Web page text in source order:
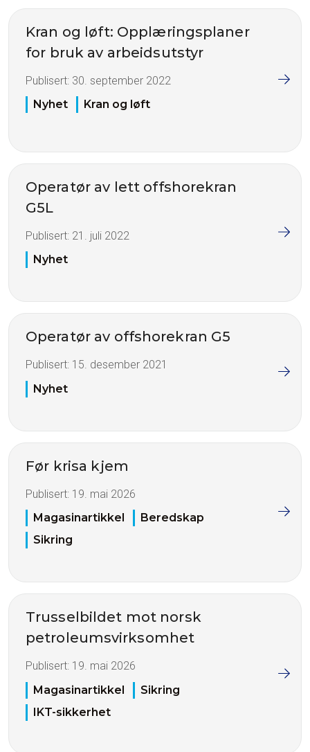
Kran og løft: Opplæringsplaner
for bruk av arbeidsutstyr
Publisert: 30. september 2022
Nyhet
Kran og løft
Operatør av lett offshorekran
G5L
Publisert: 21. juli 2022
Nyhet
Operatør av offshorekran G5
Publisert: 15. desember 2021
Nyhet
Før krisa kjem
Publisert: 19. mai 2026
Magasinartikkel
Beredskap
Sikring
Trusselbildet mot norsk
petroleumsvirksomhet
Publisert: 19. mai 2026
Magasinartikkel
Sikring
IKT-sikkerhet